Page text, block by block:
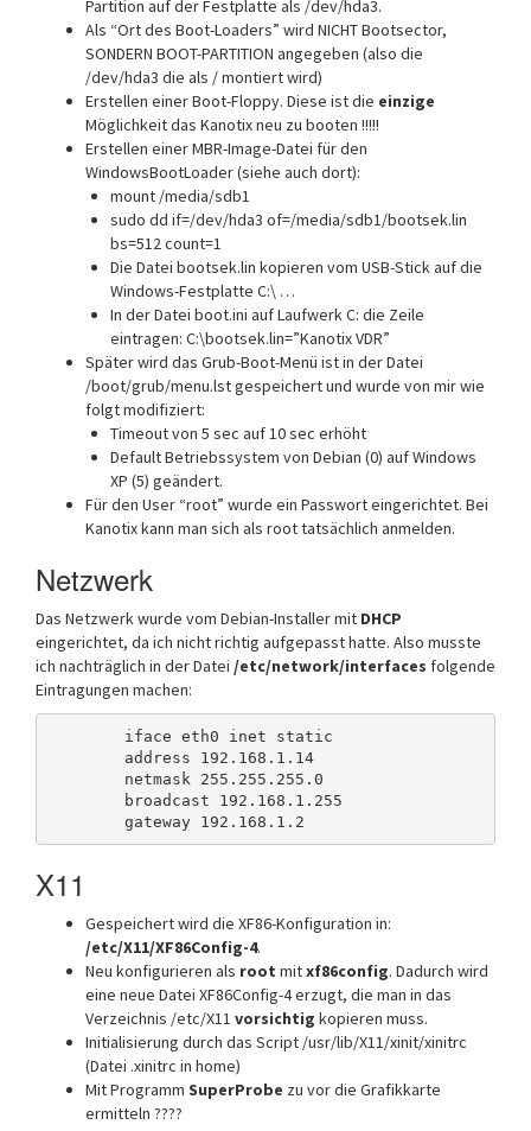
Partition auf der Festplatte als /dev/hda3.
Als “Ort des Boot-Loaders” wird NICHT Bootsector,
SONDERN BOOT-PARTITION angegeben (also die
/dev/hda3 die als / montiert wird)
Erstellen einer Boot-Floppy. Diese ist die einzige
Möglichkeit das Kanotix neu zu booten !!!!!
Erstellen einer MBR-Image-Datei für den
WindowsBootLoader (siehe auch dort):
mount /media/sdb1
sudo dd if=/dev/hda3 of=/media/sdb1/bootsek.lin
bs=512 count=1
Die Datei bootsek.lin kopieren vom USB-Stick auf die
Windows-Festplatte C:\ …
In der Datei boot.ini auf Laufwerk C: die Zeile
eintragen: C:\bootsek.lin=”Kanotix VDR”
Später wird das Grub-Boot-Menü ist in der Datei
/boot/grub/menu.lst gespeichert und wurde von mir wie
folgt modifiziert:
Timeout von 5 sec auf 10 sec erhöht
Default Betriebssystem von Debian (0) auf Windows
XP (5) geändert.
Für den User “root” wurde ein Passwort eingerichtet. Bei
Kanotix kann man sich als root tatsächlich anmelden.
Netzwerk
Das Netzwerk wurde vom Debian-Installer mit DHCP
eingerichtet, da ich nicht richtig aufgepasst hatte. Also musste
ich nachträglich in der Datei /etc/network/interfaces folgende
Eintragungen machen:
X11
Gespeichert wird die XF86-Konfiguration in:
/etc/X11/XF86Config-4.
Neu konfigurieren als root mitxf86config. Dadurch wird
eine neue Datei XF86Config-4 erzugt, die man in das
Verzeichnis /etc/X11 vorsichtig kopieren muss.
Initialisierung durch das Script /usr/lib/X11/xinit/xinitrc
(Datei .xinitrc in home)
Mit Programm SuperProbe zu vor die Grafikkarte
ermitteln ????